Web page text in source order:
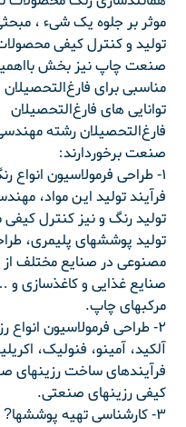
موثر بر جلوه یک شیء ،
تولید و کنترل کیفی
صنعت چاپ نیز بخش
مناسبی برای
توانایی های فارغ‌التحصیلان
فارغ‌التحصیلان رشته
صنعت برخوردارند:
۱- طراحی فرمولاسیون
فرآیند تولید این مواد،
تولید رنگ و نیز کنترل
تولید پوششهای پلیمری،
مصنوعی در صنایع مختلف از
صنایع غذایی و کاغذسازی و
مرکبهای چاپ.
۲- طراحی فرمولاسیون
آلکید، آمینو، فنولیک،
فرآیندهای ساخت رزینهای
کیفی رزینهای صنعتی.
۳- کارشناسی تهیه